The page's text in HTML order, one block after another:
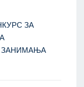
ЗА
ЗАНИМАЊА